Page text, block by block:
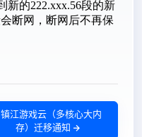
镇江游戏云（多核心大内
存）迁移通知